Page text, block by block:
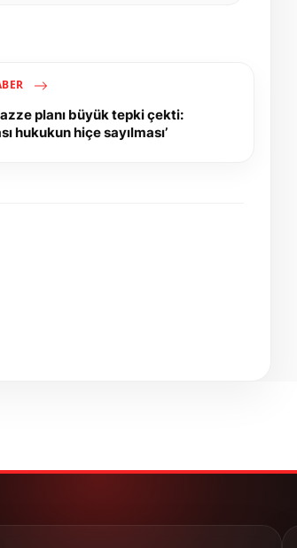
planı büyük tepki çekti:
hukukun hiçe sayılması’